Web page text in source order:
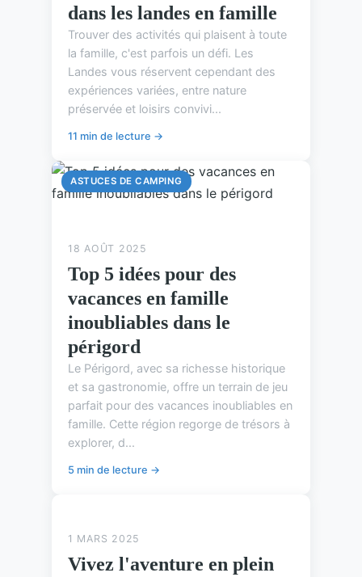
dans les landes en famille
Trouver des activités qui plaisent à toute
la famille, c'est parfois un défi. Les
Landes vous réservent cependant des
expériences variées, entre nature
préservée et loisirs convivi...
11 min de lecture →
ASTUCES DE CAMPING
18 AOÛT 2025
Top 5 idées pour des
vacances en famille
inoubliables dans le
périgord
Le Périgord, avec sa richesse historique
et sa gastronomie, offre un terrain de jeu
parfait pour des vacances inoubliables en
famille. Cette région regorge de trésors à
explorer, d...
5 min de lecture →
1 MARS 2025
Vivez l'aventure en plein